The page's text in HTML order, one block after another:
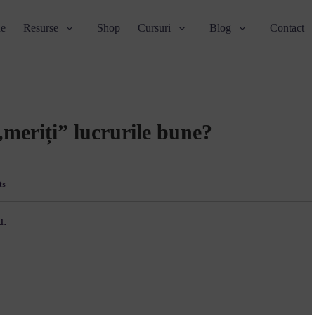
Resurse Shop Cursuri Blog Contact
lucrurile bune?